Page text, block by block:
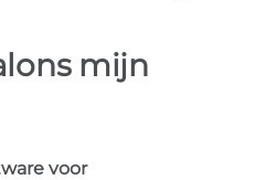
mijn
voor